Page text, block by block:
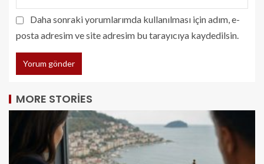
Daha sonraki yorumlarımda kullanılması için adım, e-
posta adresim ve site adresim bu tarayıcıya kaydedilsin.
MORE STORIES